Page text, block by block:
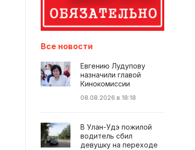
Все новости
Евгению Лудупову
назначили главой
Кинокомиссии
08.08.2026 в 18:18
В Улан-Удэ пожилой
водитель сбил
девушку на переходе